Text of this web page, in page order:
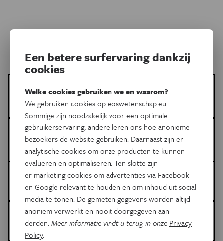
Dieter De Cleene
Meer artikels van deze auteur
Meer over de volgende onderwerpen:
microplastics
Dit is een artikel van:
Eos Wetenschap
Gepubliceerd op:
13 juni 2019
Een betere surfervaring dankzij
cookies
Welke cookies gebruiken we en waarom?
We gebruiken cookies op eoswetenschap.eu.
Sommige zijn noodzakelijk voor een optimale
gebruikerservaring, andere leren ons hoe anonieme
bezoekers de website gebruiken. Daarnaast zijn er
analytische cookies om onze producten te kunnen
evalueren en optimaliseren. Ten slotte zijn
er marketing cookies om advertenties via Facebook
en Google relevant te houden en om inhoud uit social
media te tonen. De gemeten gegevens worden altijd
anoniem verwerkt en nooit doorgegeven aan
derden.Meer informatie vindt u terug in onze Privacy
Policy.